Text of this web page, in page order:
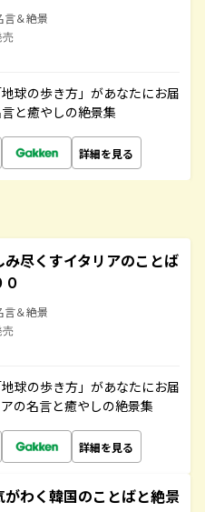
言＆絶景
売
球の歩き方」があなたにお届
と癒やしの絶景集
詳細を見る
尽くすイタリアのことば
言＆絶景
売
球の歩き方」があなたにお届
の名言と癒やしの絶景集
詳細を見る
わく韓国のことばと絶景